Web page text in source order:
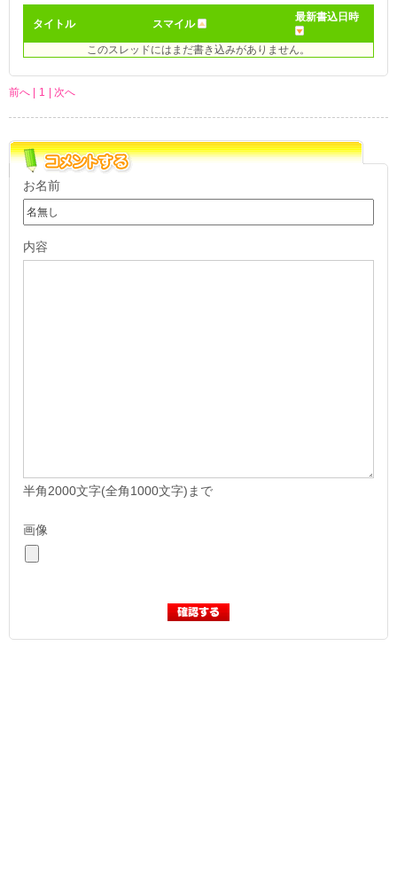
タイトル スマイル
最新書込日時
このスレッドにはまだ書き込みがありません。
前へ | 1 | 次へ
お名前
内容
半角2000文字(全角1000文字)まで
画像